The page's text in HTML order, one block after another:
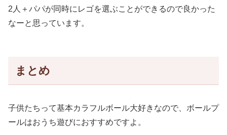
2人＋パパが同時にレゴを選ぶことができるので良かった
なーと思っています。
まとめ
子供たちって基本カラフルボール大好きなので、ボールプ
ールはおうち遊びにおすすめですよ。